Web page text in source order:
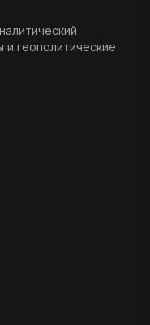
геополитические